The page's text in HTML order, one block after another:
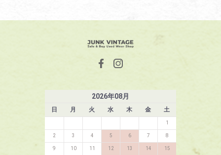
2026年08月
日 月 火 水 木 金 土
1
2 3 4 5 6 7 8
9 10 11 12 13 14 15